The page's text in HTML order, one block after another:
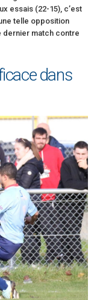
essais (22-15), c’est
telle opposition
dernier match contre
dans